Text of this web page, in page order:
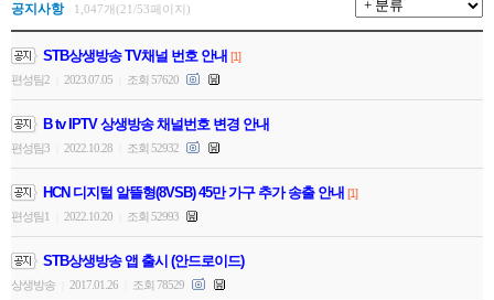
공지사항 1,047개(21/53페이지)
STB상생방송 TV채널 번호 안내 [1]
편성팀2
2023.07.05 조회 57620
B tv IPTV 상생방송 채널번호 변경 안내
편성팀3 2022.10.28 조회 52932
HCN 디지털 알뜰형(8VSB) 45만 가구 추가 송출 안내 [1]
편성팀1
2022.10.20 조회 52993
STB상생방송 앱 출시 (안드로이드)
상생방송 2017.01.26 조회 78529